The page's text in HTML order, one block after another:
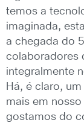
temos a
imaginada,
a chegada do
colaboradores
integralmente
Há, é claro,
mais em
gostamos do